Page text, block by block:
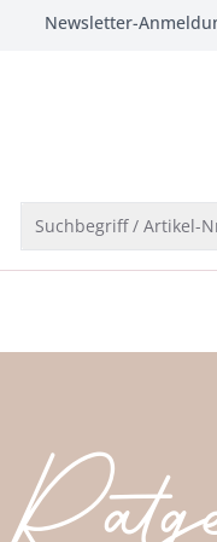
Newsletter-
Suchbegriff / Artikel-